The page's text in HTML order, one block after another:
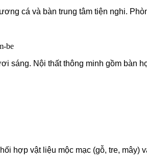
cá và bàn trung tâm tiện nghi.
sáng. Nội thất thông minh gồm bàn
hợp vật liệu mộc mạc (gỗ, tre,